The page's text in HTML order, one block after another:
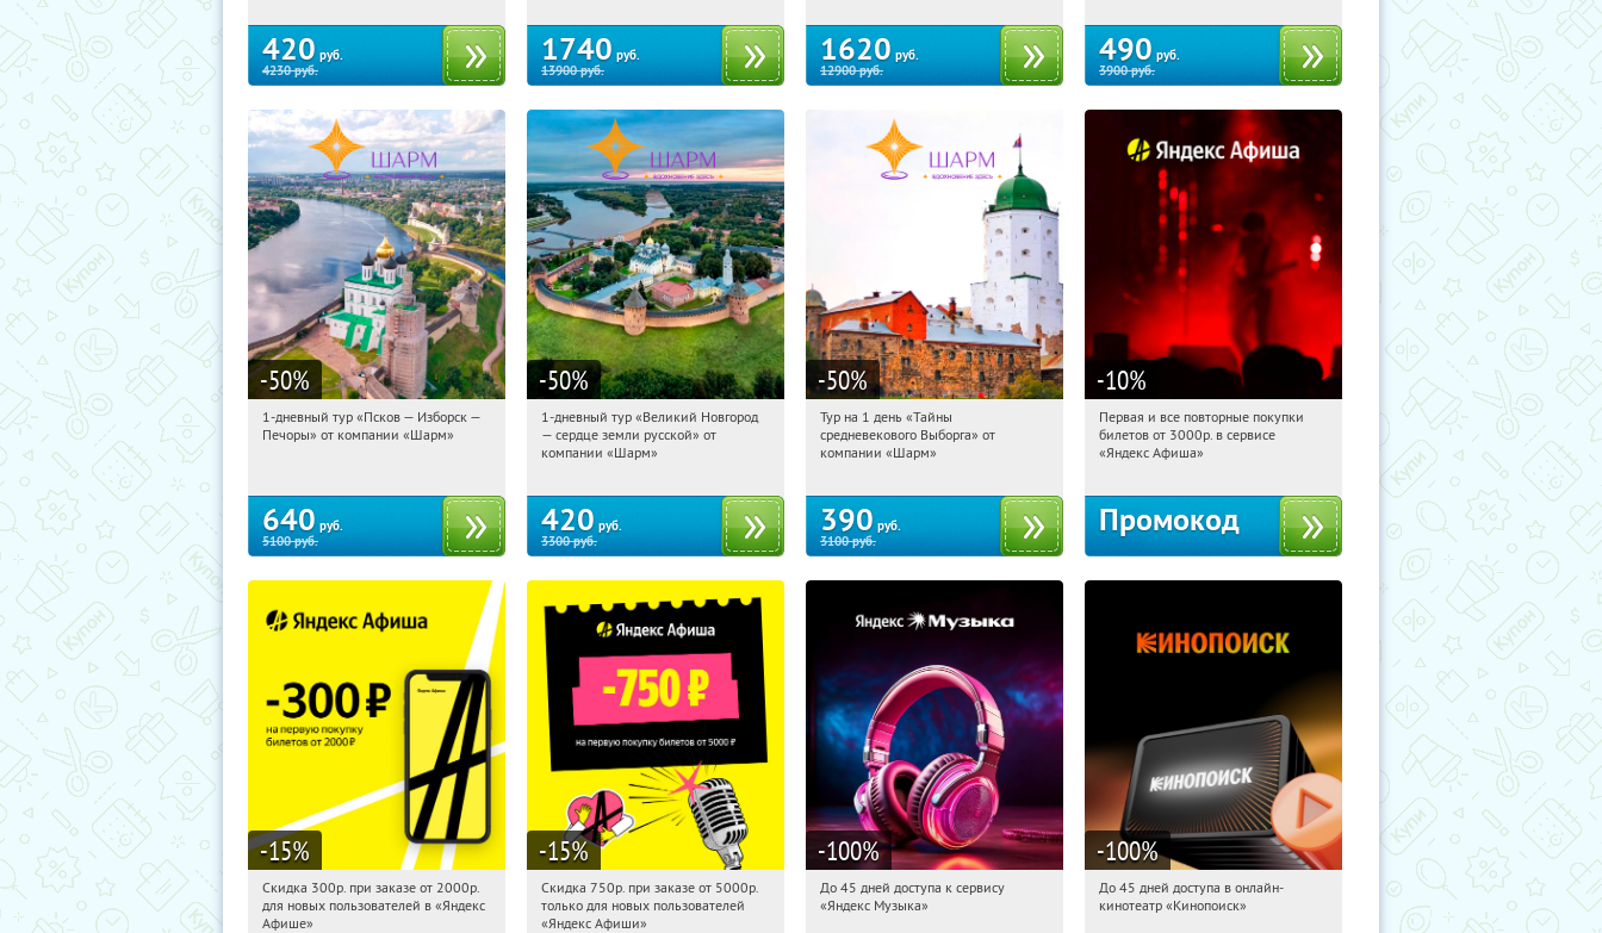
420 руб.
4230руб.
1740 руб.
13900руб.
1620 руб.
12900руб.
490 руб.
3900руб.
-50%
08:57:15 Купили:12
1-дневный тур «Псков — Изборск —
Печоры» от компании «Шарм»
640 руб.
5100руб.
-50%
08:57:15 Купили:22
Достоевская
1-дневный тур «Великий Новгород
— сердце земли русской» от
компании «Шарм»
420 руб.
3300руб.
-50%
08:57:15
Достоевская
Тур на 1 день «Тайны
средневекового Выборга» от
компании «Шарм»
390 руб.
3100руб.
-10%
08:57:15 Получили:
Россия
Первая и все повторные покупки
билетов от 3000р. в сервисе
«Яндекс Афиша»
Промокод
-15%
08:57:15 Получили:65
Россия
Скидка 300р. при заказе от 2000р.
для новых пользователей в «Яндекс
Афише»
-15%
08:57:15 Получили:114
Россия
Скидка 750р. при заказе от 5000р.
только для новых пользователей
«Яндекс Афиши»
-100%
08:57:15 Получили:
До 45 дней доступа к сервису
«Яндекс Музыка»
-100%
08:57:15 Получили:
До 45 дней доступа в онлайн-
кинотеатр «Кинопоиск»